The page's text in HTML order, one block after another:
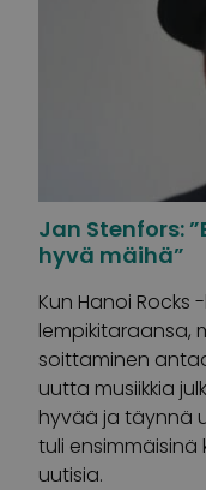
Jan Stenfors:
hyvä mäihä”
Kun Hanoi
lempikitaraansa,
soittaminen
uutta musiikkia
hyvää ja täynnä
tuli
uutisia.